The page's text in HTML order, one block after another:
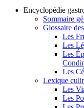
Encyclopédie
Sommaire
Glossaire
Les
Les
Les
Les
Lexique
Les
Les